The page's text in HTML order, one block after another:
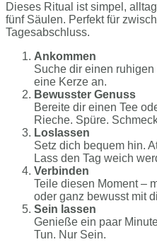
Dieses Ritual ist simpel,
fünf Säulen. Perfekt für
Tagesabschluss.
Ankommen
Suche dir einen
eine Kerze an.
Bewusster Genuss
Bereite dir einen Tee
Rieche. Spüre.
Loslassen
Setz dich bequem hin.
Lass den Tag weich
Verbinden
Teile diesen Moment –
oder ganz bewusst mit
Sein lassen
Genieße ein paar
Tun. Nur Sein.